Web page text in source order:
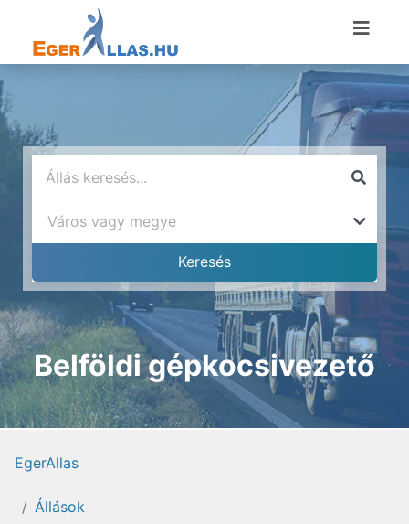
Belföldi gépkocsivezető
EgerAllas
Állások